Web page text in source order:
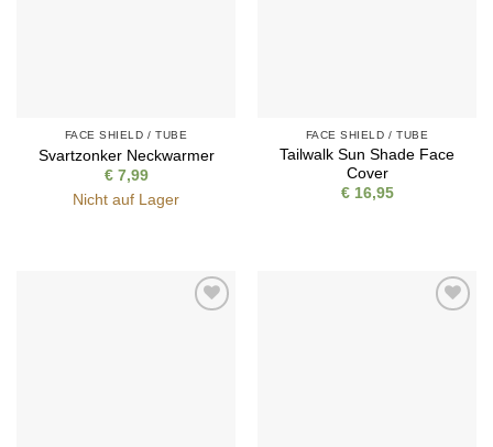
FACE SHIELD / TUBE
Svartzonker Neckwarmer
€7,99
Nicht auf Lager
FACE SHIELD / TUBE
Tailwalk Sun Shade Face
Cover
€16,95